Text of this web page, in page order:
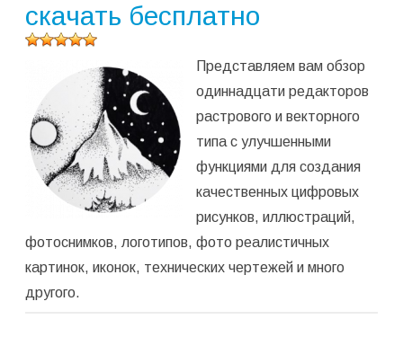
скачать бесплатно
программу
2 323
оценок,
среднее:
5,00из 5)
Представляем вам обзор
одиннадцати редакторов
растрового и векторного
типа с улучшенными
функциями для создания
качественных цифровых
рисунков, иллюстраций,
фотоснимков, логотипов, фото реалистичных
картинок, иконок, технических чертежей и много
другого.